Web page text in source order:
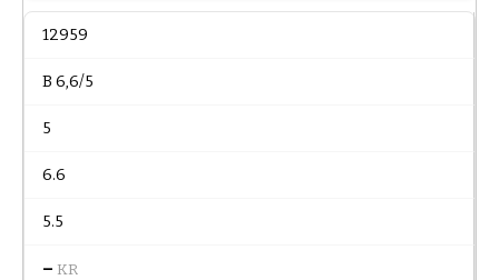
12959
B 6,6/5
5
6.6
5.5
– KR